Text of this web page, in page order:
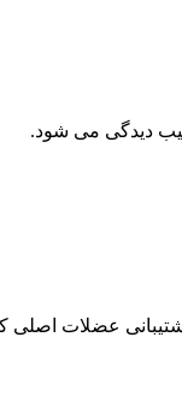
دیدگی‌ می شود.
عضلات اصلی